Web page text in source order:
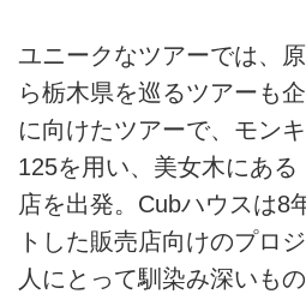
ユニークなツアーでは、
ら栃木県を巡るツアーも
に向けたツアーで、モン
125を用い、美女木にあ
店を出発。Cubハウスは8
トした販売店向けのプロ
人にとって馴染み深いも